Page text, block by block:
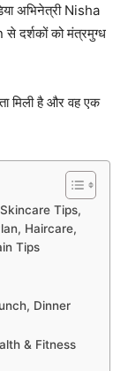
अभिनेत्री Nisha
को मंत्रमुग्ध
मिली है और वह एक
Tips,
Haircare,
Tips
Dinner
& Fitness